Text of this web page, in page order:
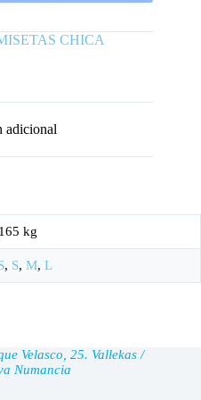
CHICA
adicional
kg
, S, M, L
Velasco, 25. Vallekas /
Numancia